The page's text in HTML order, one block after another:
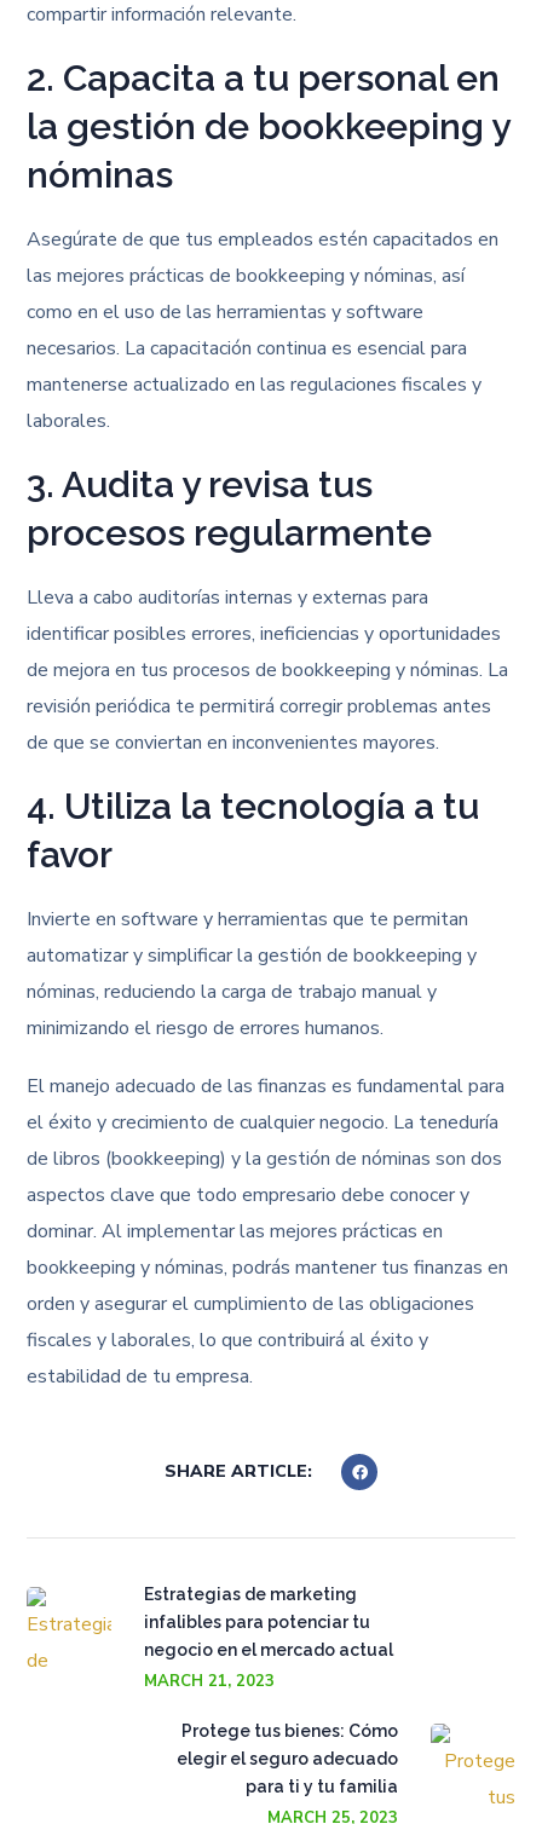
compartir información relevante.
2. Capacita a tu personal en
la gestión de bookkeeping y
nóminas
Asegúrate de que tus empleados estén capacitados en
las mejores prácticas de bookkeeping y nóminas, así
como en el uso de las herramientas y software
necesarios. La capacitación continua es esencial para
mantenerse actualizado en las regulaciones fiscales y
laborales.
3. Audita y revisa tus
procesos regularmente
Lleva a cabo auditorías internas y externas para
identificar posibles errores, ineficiencias y oportunidades
de mejora en tus procesos de bookkeeping y nóminas. La
revisión periódica te permitirá corregir problemas antes
de que se conviertan en inconvenientes mayores.
4. Utiliza la tecnología a tu
favor
Invierte en software y herramientas que te permitan
automatizar y simplificar la gestión de bookkeeping y
nóminas, reduciendo la carga de trabajo manual y
minimizando el riesgo de errores humanos.
El manejo adecuado de las finanzas es fundamental para
el éxito y crecimiento de cualquier negocio. La teneduría
de libros (bookkeeping) y la gestión de nóminas son dos
aspectos clave que todo empresario debe conocer y
dominar. Al implementar las mejores prácticas en
bookkeeping y nóminas, podrás mantener tus finanzas en
orden y asegurar el cumplimiento de las obligaciones
fiscales y laborales, lo que contribuirá al éxito y
estabilidad de tu empresa.
SHARE ARTICLE:
Estrategias de marketing
infalibles para potenciar tu
negocio en el mercado actual
MARCH 21, 2023
Protege tus bienes: Cómo
elegir el seguro adecuado
para ti y tu familia
MARCH 25, 2023